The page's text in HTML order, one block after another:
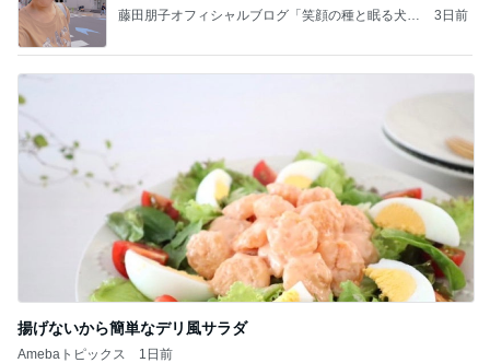
藤田朋子オフィシャルブログ「笑顔の種と眠る犬」
3日前
揚げないから簡単なデリ風サラダ
Amebaトピックス 1日前